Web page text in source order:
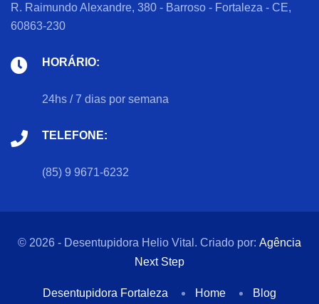
R. Raimundo Alexandre, 380 - Barroso - Fortaleza - CE,
60863-230
HORÁRIO:
24hs / 7 dias por semana
TELEFONE:
(85) 9 9671-6232
© 2026 - Desentupidora Helio Vital. Criado por: Agência
Next Step
Desentupidora Fortaleza Home Blog